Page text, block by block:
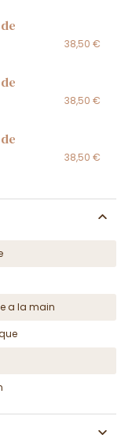
38,50 €
38,50 €
38,50 €
a la main